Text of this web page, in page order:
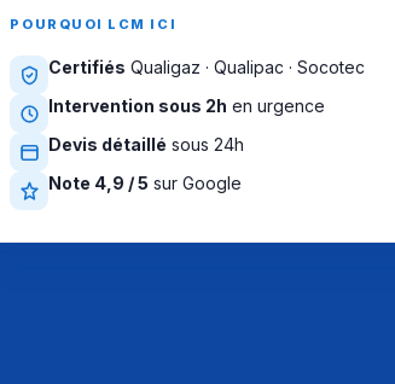
POURQUOI LCM ICI
Certifiés Qualigaz · Qualipac · Socotec
Intervention sous 2h en urgence
Devis détaillé sous 24h
Note 4,9 / 5 sur Google